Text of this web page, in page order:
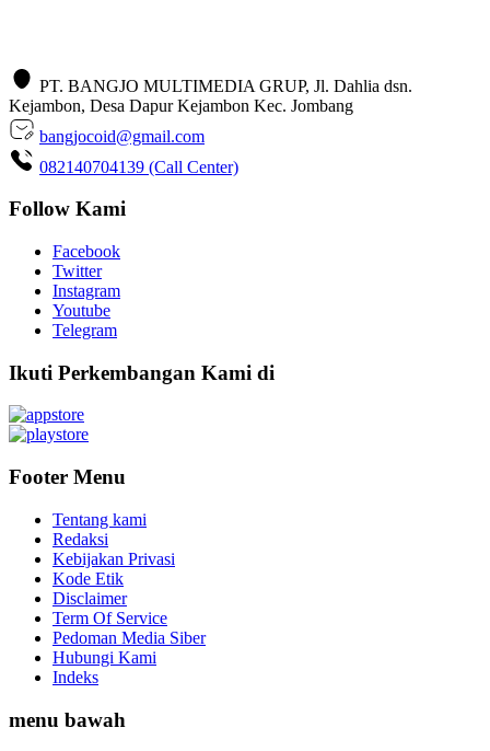
PT. BANGJO MULTIMEDIA GRUP, Jl. Dahlia dsn.
Kejambon, Desa Dapur Kejambon Kec. Jombang
bangjocoid@gmail.com
082140704139 (Call Center)
Follow Kami
Facebook
Twitter
Instagram
Youtube
Telegram
Ikuti Perkembangan Kami di
Footer Menu
Tentang kami
Redaksi
Kebijakan Privasi
Kode Etik
Disclaimer
Term Of Service
Pedoman Media Siber
Hubungi Kami
Indeks
menu bawah